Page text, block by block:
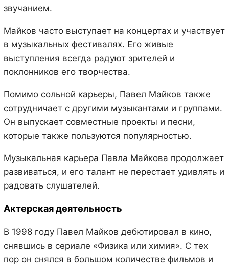
звучанием.
Майков часто выступает на концертах и участвует
в музыкальных фестивалях. Его живые
выступления всегда радуют зрителей и
поклонников его творчества.
Помимо сольной карьеры, Павел Майков также
сотрудничает с другими музыкантами и группами.
Он выпускает совместные проекты и песни,
которые также пользуются популярностью.
Музыкальная карьера Павла Майкова продолжает
развиваться, и его талант не перестает удивлять и
радовать слушателей.
Актерская деятельность
В 1998 году Павел Майков дебютировал в кино,
снявшись в сериале «Физика или химия». С тех
пор он снялся в большом количестве фильмов и